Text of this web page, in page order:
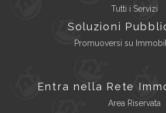
Tutti i Servizi
Soluzioni
Promuoversi su
Entra nella Rete
Area Riservata